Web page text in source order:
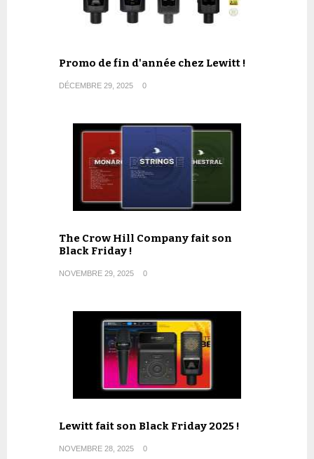
Promo de fin d'année chez Lewitt !
DÉCEMBRE 29, 2025 0
The Crow Hill Company fait son
Black Friday !
NOVEMBRE 29, 2025 0
Lewitt fait son Black Friday 2025 !
NOVEMBRE 28, 2025 0